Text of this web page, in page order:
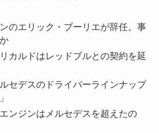
のエリック・ブーリエが辞任。事
カルドはレッドブルとの契約を延
セデスのドライバーラインナップ
ンジンはメルセデスを超えたの